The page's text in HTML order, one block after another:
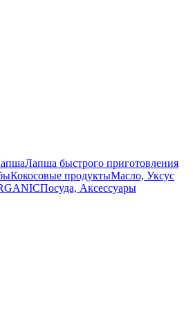
Лапша быстрого приготовления
Кокосовые продуктыМасло, Уксус
Посуда, Аксессуары